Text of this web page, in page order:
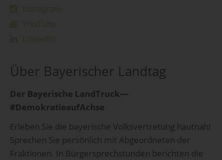
Über Bayerischer Landtag
Der Bayerische LandTruck—
#DemokratieaufAchse
Erleben Sie die bayerische Volksvertretung hautnah!
Sprechen Sie persönlich mit Abgeordneten der
Fraktionen. In Bürgersprechstunden berichten die